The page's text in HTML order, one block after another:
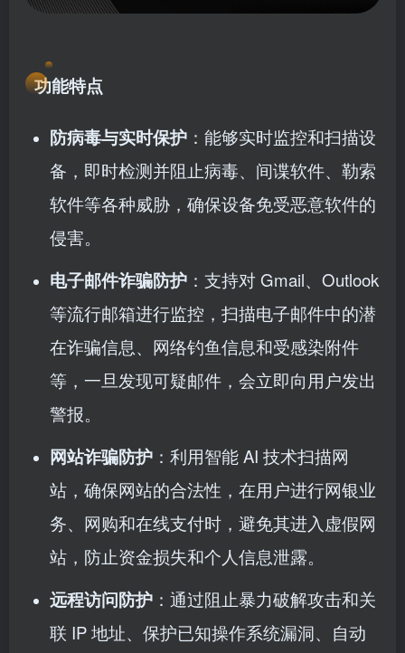
功能特点
防病毒与实时保护 ：能够实时监控和扫描设
备，即时检测并阻止病毒、间谍软件、勒索
软件等各种威胁，确保设备免受恶意软件的
侵害。
电子邮件诈骗防护 ：支持对 Gmail、Outlook
等流行邮箱进行监控，扫描电子邮件中的潜
在诈骗信息、网络钓鱼信息和受感染附件
等，一旦发现可疑邮件，会立即向用户发出
警报。
网站诈骗防护 ：利用智能 AI 技术扫描网
站，确保网站的合法性，在用户进行网银业
务、网购和在线支付时，避免其进入虚假网
站，防止资金损失和个人信息泄露。
远程访问防护 ：通过阻止暴力破解攻击和关
联 IP 地址、保护已知操作系统漏洞、自动